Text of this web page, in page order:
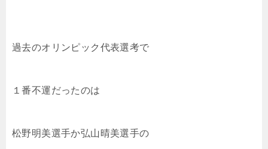
過去のオリンピック代表選考で
１番不運だったのは
松野明美選手か弘山晴美選手の